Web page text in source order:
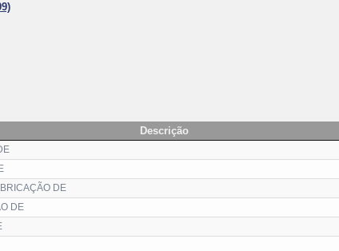
Descrição
DE
DE